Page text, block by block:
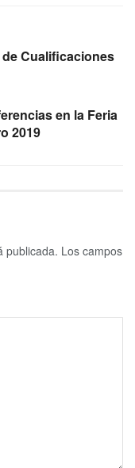
Cualificaciones
en la Feria
2019
publicada. Los campos